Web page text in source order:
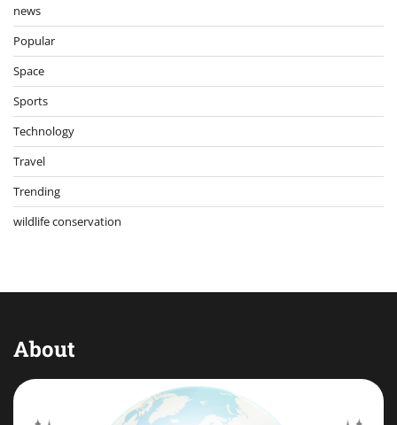
news
Popular
Space
Sports
Technology
Travel
Trending
wildlife conservation
About